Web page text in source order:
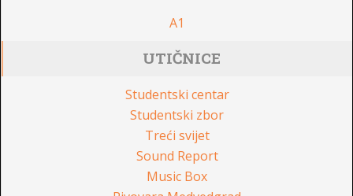
A1
UTIČNICE
Studentski centar
Studentski zbor
Treći svijet
Sound Report
Music Box